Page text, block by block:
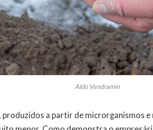
Aldo Vendramin
a partir de microrganismos